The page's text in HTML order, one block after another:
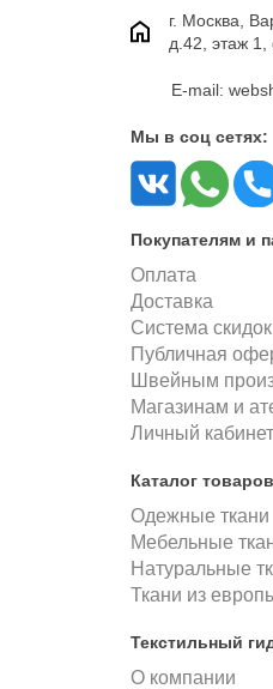
г. Москва,
д.42, этаж
E-mail:
Мы в соц сетях:
Покупателям и
Оплата
Доставка
Система скидок
Публичная
Швейным
Магазинам и
Личный кабинет
Каталог товаров
Одежные ткани
Мебельные
Натуральные
Ткани из
Текстильный
О компании